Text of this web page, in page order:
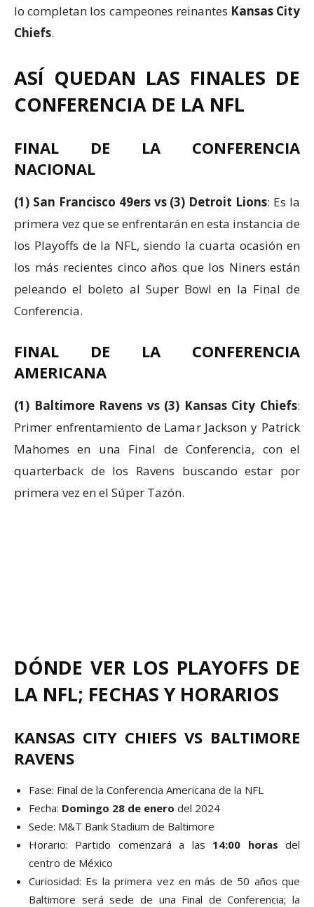
lo completan los campeones reinantes Kansas City
Chiefs.
ASÍ QUEDAN LAS FINALES DE
CONFERENCIA DE LA NFL
FINAL DE LA CONFERENCIA
NACIONAL
(1) San Francisco 49ers vs (3) Detroit Lions: Es la
primera vez que se enfrentarán en esta instancia de
los Playoffs de la NFL, siendo la cuarta ocasión en
los más recientes cinco años que los Niners están
peleando el boleto al Super Bowl en la Final de
Conferencia.
FINAL DE LA CONFERENCIA
AMERICANA
(1) Baltimore Ravens vs (3) Kansas City Chiefs:
Primer enfrentamiento de Lamar Jackson y Patrick
Mahomes en una Final de Conferencia, con el
quarterback de los Ravens buscando estar por
primera vez en el Súper Tazón.
DÓNDE VER LOS PLAYOFFS DE
LA NFL; FECHAS Y HORARIOS
KANSAS CITY CHIEFS VS BALTIMORE
RAVENS
Fase: Final de la Conferencia Americana de la NFL
Fecha: Domingo 28 de enero del 2024
Sede: M&T Bank Stadium de Baltimore
Horario: Partido comenzará a las 14:00 horas del
centro de México
Curiosidad: Es la primera vez en más de 50 años que
Baltimore será sede de una Final de Conferencia; la